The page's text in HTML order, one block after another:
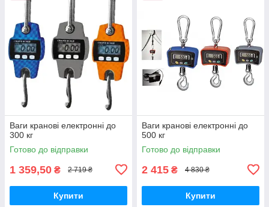
Ваги кранові електронні до
300 кг
Готово до відправки
1 359,50 ₴ 2 719 ₴
Купити
Ваги кранові електронні до
500 кг
Готово до відправки
2 415 ₴ 4 830 ₴
Купити